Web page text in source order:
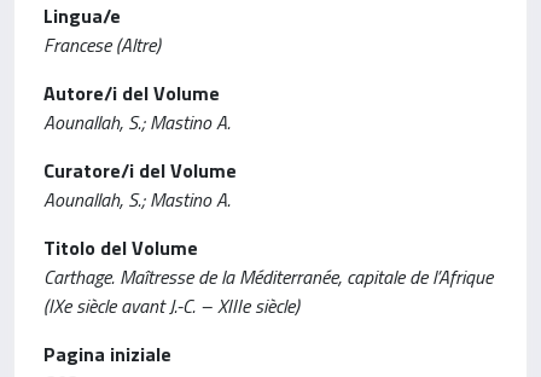
Lingua/e
Francese (Altre)
Autore/i del Volume
Aounallah, S.; Mastino A.
Curatore/i del Volume
Aounallah, S.; Mastino A.
Titolo del Volume
Carthage. Maîtresse de la Méditerranée, capitale de l’Afrique
(IXe siècle avant J.-C. – XIIIe siècle)
Pagina iniziale